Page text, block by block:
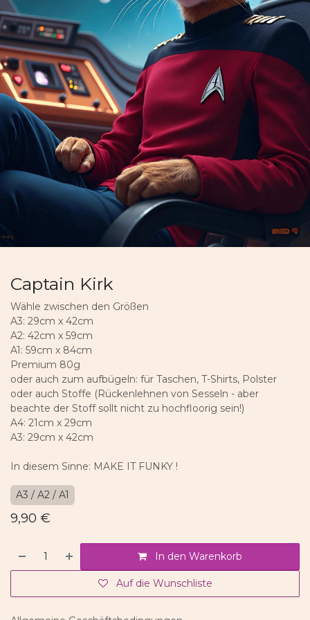
Captain Kirk
Wähle zwischen den Größen
A3: 29cm x 42cm
A2: 42cm x 59cm
A1: 59cm x 84cm
Premium 80g
oder auch zum aufbügeln: für Taschen, T-Shirts, Polster
oder auch Stoffe (Rückenlehnen von Sesseln - aber
beachte der Stoff sollt nicht zu hochfloorig sein!)
A4: 21cm x 29cm
A3: 29cm x 42cm
In diesem Sinne: MAKE IT FUNKY !
A3 / A2 / A1
9,90 €
In den Warenkorb
Auf die Wunschliste